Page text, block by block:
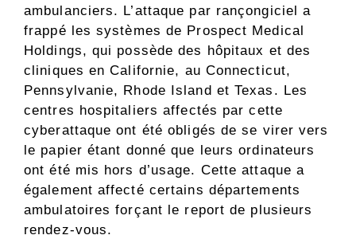
ambulanciers. L’attaque par rançongiciel a
frappé les systèmes de Prospect Medical
Holdings, qui possède des hôpitaux et des
cliniques en Californie, au Connecticut,
Pennsylvanie, Rhode Island et Texas. Les
centres hospitaliers affectés par cette
cyberattaque ont été obligés de se virer vers
le papier étant donné que leurs ordinateurs
ont été mis hors d’usage. Cette attaque a
également affecté certains départements
ambulatoires forçant le report de plusieurs
rendez-vous.